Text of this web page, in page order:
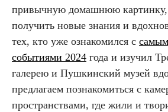
привычную домашнюю
получить новые знания и
тех, кто уже ознакомился с
событиями 2024 года и изучил
галерею и Пушкинский музей
предлагаем познакомиться с
пространствами, где жили и